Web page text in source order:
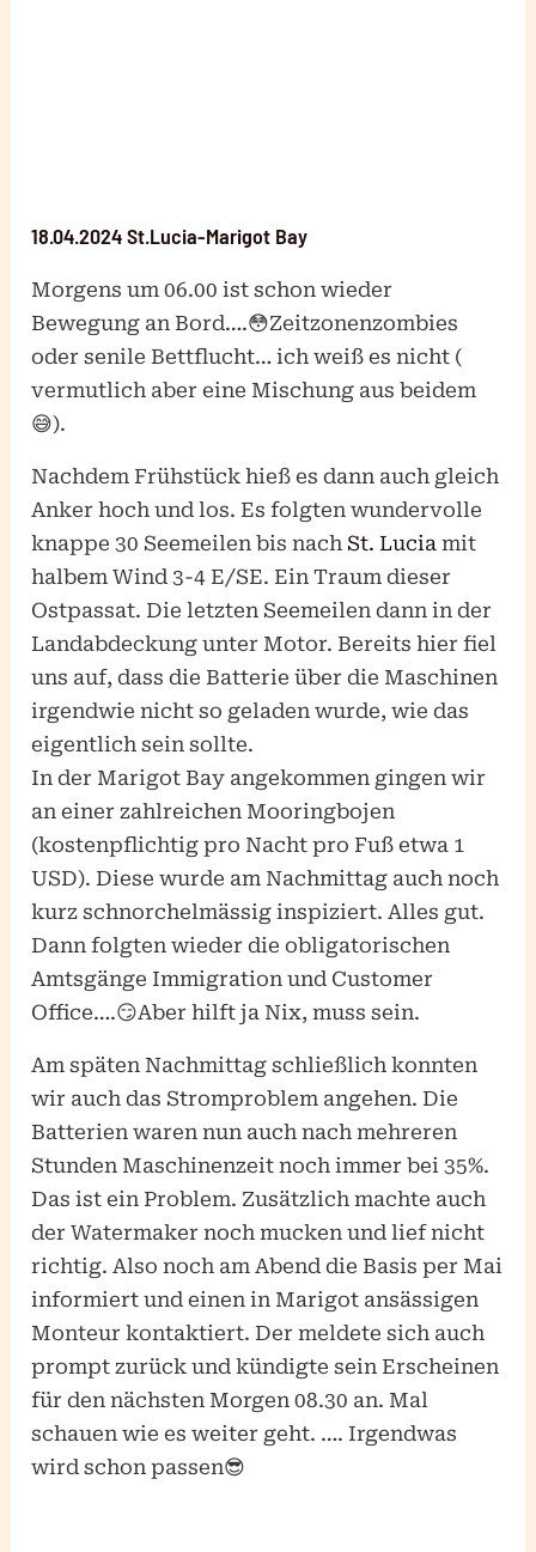
18.04.2024 St.Lucia-Marigot Bay
Morgens um 06.00 ist schon wieder
Bewegung an Bord….😳Zeitzonenzombies
oder senile Bettflucht… ich weiß es nicht (
vermutlich aber eine Mischung aus beidem
😅).
Nachdem Frühstück hieß es dann auch gleich
Anker hoch und los. Es folgten wundervolle
knappe 30 Seemeilen bis nach St. Lucia mit
halbem Wind 3-4 E/SE. Ein Traum dieser
Ostpassat. Die letzten Seemeilen dann in der
Landabdeckung unter Motor. Bereits hier fiel
uns auf, dass die Batterie über die Maschinen
irgendwie nicht so geladen wurde, wie das
eigentlich sein sollte.
In der Marigot Bay angekommen gingen wir
an einer zahlreichen Mooringbojen
(kostenpflichtig pro Nacht pro Fuß etwa 1
USD). Diese wurde am Nachmittag auch noch
kurz schnorchelmässig inspiziert. Alles gut.
Dann folgten wieder die obligatorischen
Amtsgänge Immigration und Customer
Office….😏Aber hilft ja Nix, muss sein.
Am späten Nachmittag schließlich konnten
wir auch das Stromproblem angehen. Die
Batterien waren nun auch nach mehreren
Stunden Maschinenzeit noch immer bei 35%.
Das ist ein Problem. Zusätzlich machte auch
der Watermaker noch mucken und lief nicht
richtig. Also noch am Abend die Basis per Mai
informiert und einen in Marigot ansässigen
Monteur kontaktiert. Der meldete sich auch
prompt zurück und kündigte sein Erscheinen
für den nächsten Morgen 08.30 an. Mal
schauen wie es weiter geht. …. Irgendwas
wird schon passen😎